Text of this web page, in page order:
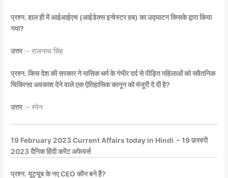
प्रश्न. हाल ही में आईआईएच (आईडेक्स इन्वेस्टर हब) का उद्घाटन किसके द्वारा किया
गया?
उत्तर:- राजनाथ सिंह
प्रश्न. किस देश की सरकार ने मासिक धर्म के गंभीर दर्द से पीड़ित महिलाओं को सवैतनिक
चिकित्सा अवकाश देने वाले एक ऐतिहासिक कानून को मंजूरी दे दी है?
उत्तर:- स्पेन
19 February 2023 Current Affairs today in Hindi – 19 फ़रवरी
2023 दैनिक हिंदी करेंट अफेयर्स
प्रश्न. यूट्यूब के नए CEO कौन बने हैं?